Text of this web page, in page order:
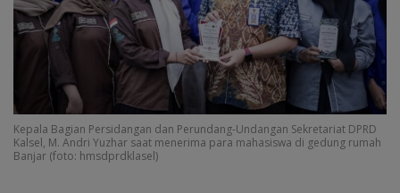
Kepala Bagian Persidangan dan Perundang-Undangan Sekretariat DPRD
Kalsel, M. Andri Yuzhar saat menerima para mahasiswa di gedung rumah
Banjar (foto: hmsdprdklasel)